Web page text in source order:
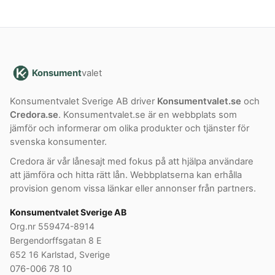
Konsumentvalet
Konsumentvalet Sverige AB driver Konsumentvalet.se och
Credora.se. Konsumentvalet.se är en webbplats som
jämför och informerar om olika produkter och tjänster för
svenska konsumenter.
Credora är vår lånesajt med fokus på att hjälpa användare
att jämföra och hitta rätt lån. Webbplatserna kan erhålla
provision genom vissa länkar eller annonser från partners.
Konsumentvalet Sverige AB
Org.nr 559474-8914
Bergendorffsgatan 8 E
652 16 Karlstad, Sverige
076-006 78 10